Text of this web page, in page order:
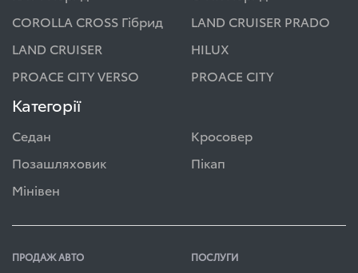
COROLLA CROSS Гібрид
LAND CRUISER PRADO
LAND CRUISER
HILUX
PROACE CITY VERSO
PROACE CITY
Категорії
Седан
Кросовер
Позашляховик
Пікап
Мінівен
ПРОДАЖ АВТО ПОСЛУГИ